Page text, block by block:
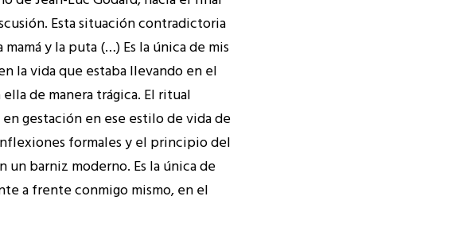
Esta situación contradictoria
y la puta (…) Es la única de mis
la vida que estaba llevando en el
de manera trágica. El ritual
gestación en ese estilo de vida de
formales y el principio del
un barniz moderno. Es la única de
a frente conmigo mismo, en el